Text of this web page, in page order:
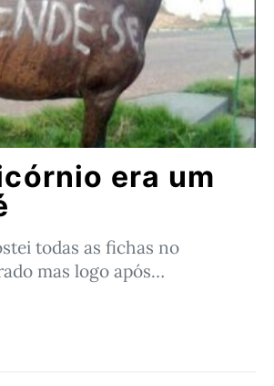
era um
todas as fichas no
mas logo após…